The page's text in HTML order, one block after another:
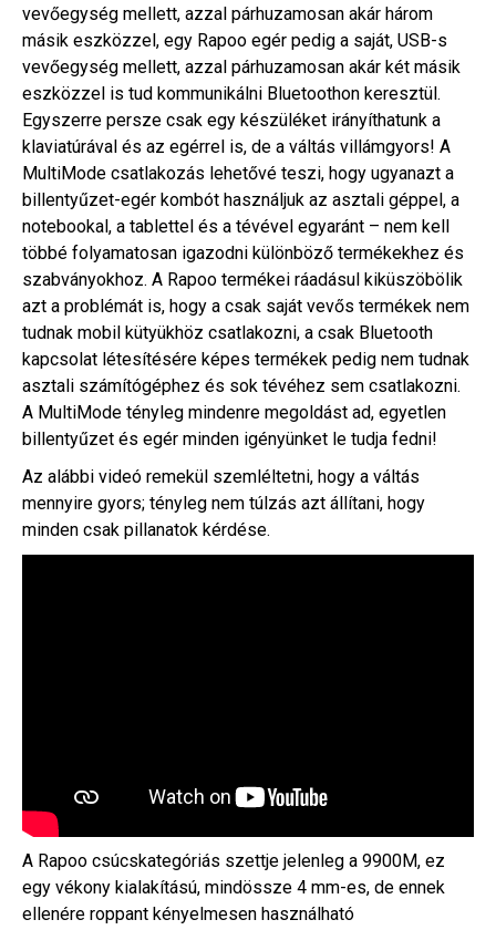
vevőegység mellett, azzal párhuzamosan akár három
másik eszközzel, egy Rapoo egér pedig a saját, USB-s
vevőegység mellett, azzal párhuzamosan akár két másik
eszközzel is tud kommunikálni Bluetoothon keresztül.
Egyszerre persze csak egy készüléket irányíthatunk a
klaviatúrával és az egérrel is, de a váltás villámgyors! A
MultiMode csatlakozás lehetővé teszi, hogy ugyanazt a
billentyűzet-egér kombót használjuk az asztali géppel, a
notebookal, a tablettel és a tévével egyaránt – nem kell
többé folyamatosan igazodni különböző termékekhez és
szabványokhoz. A Rapoo termékei ráadásul kiküszöbölik
azt a problémát is, hogy a csak saját vevős termékek nem
tudnak mobil kütyükhöz csatlakozni, a csak Bluetooth
kapcsolat létesítésére képes termékek pedig nem tudnak
asztali számítógéphez és sok tévéhez sem csatlakozni.
A MultiMode tényleg mindenre megoldást ad, egyetlen
billentyűzet és egér minden igényünket le tudja fedni!
Az alábbi videó remekül szemléltetni, hogy a váltás
mennyire gyors; tényleg nem túlzás azt állítani, hogy
minden csak pillanatok kérdése.
A Rapoo csúcskategóriás szettje jelenleg a 9900M, ez
egy vékony kialakítású, mindössze 4 mm-es, de ennek
ellenére roppant kényelmesen használható